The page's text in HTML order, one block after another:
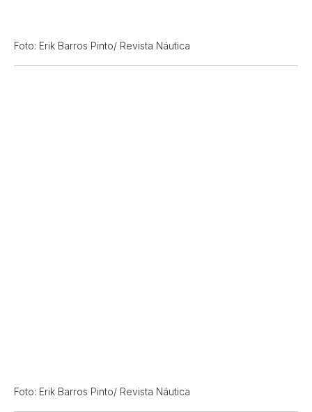
Foto: Erik Barros Pinto/ Revista Náutica
Foto: Erik Barros Pinto/ Revista Náutica